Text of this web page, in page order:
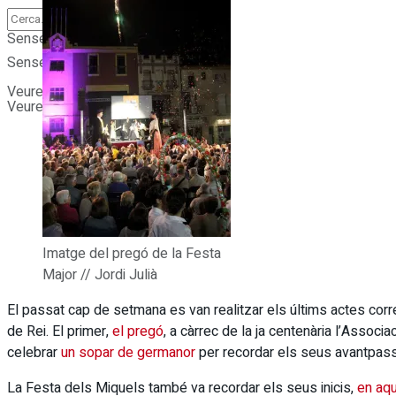
Sense resultats
Veure tots els resultats
Sense resultats
Veure tots els resultats
Imatge del pregó de la Festa
Major // Jordi Julià
El passat cap de setmana es van realitzar els últims actes
de Rei. El primer,el pregó, a càrrec de la ja centenària
celebrarun sopar de germanorper recordar els seus
La Festa dels Miquels també va recordar els seus inicis,en